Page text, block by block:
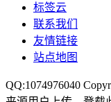
标签云
联系我们
友情链接
站点地图
QQ:1074976040